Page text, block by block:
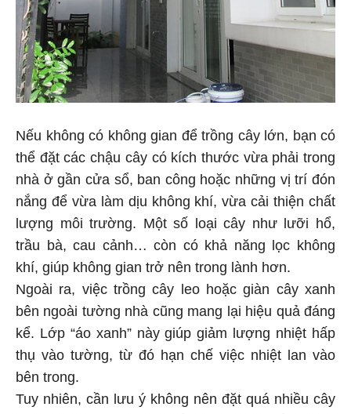
Nếu không có không gian để trồng cây lớn, bạn có
thể đặt các chậu cây có kích thước vừa phải trong
nhà ở gần cửa sổ, ban công hoặc những vị trí đón
nắng để vừa làm dịu không khí, vừa cải thiện chất
lượng môi trường. Một số loại cây như lưỡi hổ,
trầu bà, cau cảnh… còn có khả năng lọc không
khí, giúp không gian trở nên trong lành hơn.
Ngoài ra, việc trồng cây leo hoặc giàn cây xanh
bên ngoài tường nhà cũng mang lại hiệu quả đáng
kể. Lớp “áo xanh” này giúp giảm lượng nhiệt hấp
thụ vào tường, từ đó hạn chế việc nhiệt lan vào
bên trong.
Tuy nhiên, cần lưu ý không nên đặt quá nhiều cây